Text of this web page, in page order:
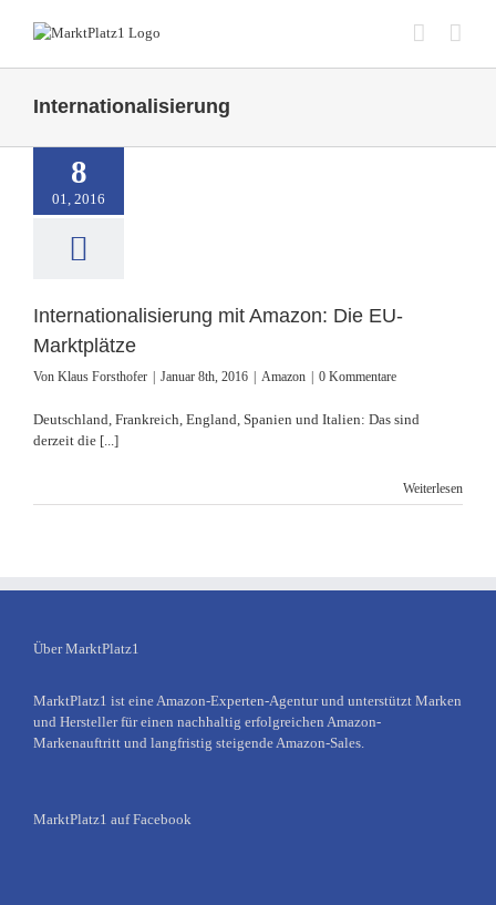
Internationalisierung
8
01, 2016
Die EU-
Internationalisierung mit Amazon: Die EU-
Marktplätze
Von Klaus Forsthofer Januar 8th, 2016 Amazon 0 Kommentare
Deutschland, Frankreich, England, Spanien und Italien: Das sind
derzeit die [...]
Weiterlesen
Über MarktPlatz1
MarktPlatz1 ist eine Amazon-Experten-Agentur und unterstützt Marken
und Hersteller für einen nachhaltig erfolgreichen Amazon-
Markenauftritt und langfristig steigende Amazon-Sales.
MarktPlatz1 auf Facebook